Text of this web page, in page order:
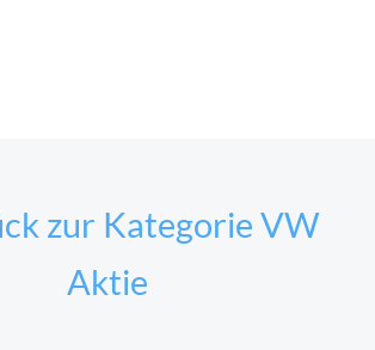
zur Kategorie VW
Aktie